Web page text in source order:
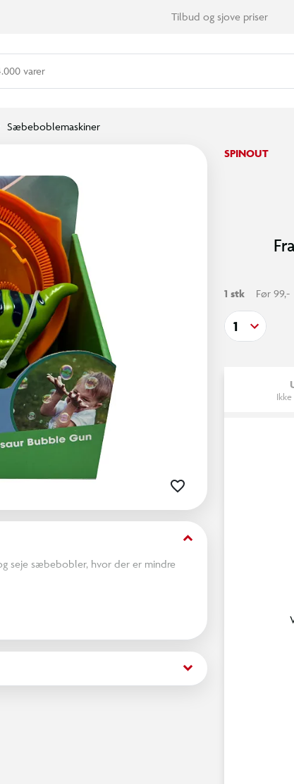
Tilbud og sjove priser
varer
Sæbeboblemaskiner
keyboard_arrow_down
seje sæbebobler, hvor der er mindre
250ml sæbeboblevæske.
keyboard_arrow_down
SPINOUT
1 stk Før 99,-
1